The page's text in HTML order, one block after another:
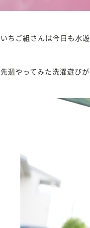
いちご組さんは今日も水
先週やってみた洗濯遊び